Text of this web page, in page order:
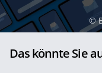
©
Das könnte Sie